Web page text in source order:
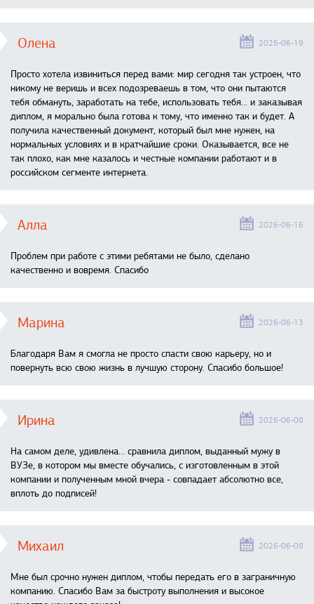
Олена 2026-06-19
Просто хотела извиниться перед вами: мир сегодня так устроен, что
никому не веришь и всех подозреваешь в том, что они пытаются
тебя обмануть, заработать на тебе, использовать тебя... и заказывая
диплом, я морально была готова к тому, что именно так и будет. А
получила качественный документ, который был мне нужен, на
нормальных условиях и в кратчайшие сроки. Оказывается, все не
так плохо, как мне казалось и честные компании работают и в
российском сегменте интернета.
Алла 2026-06-16
Проблем при работе с этими ребятами не было, сделано
качественно и вовремя. Спасибо
Марина 2026-06-13
Благодаря Вам я смогла не просто спасти свою карьеру, но и
повернуть всю свою жизнь в лучшую сторону. Спасибо большое!
Ирина 2026-06-08
На самом деле, удивлена… сравнила диплом, выданный мужу в
ВУЗе, в котором мы вместе обучались, с изготовленным в этой
компании и полученным мной вчера - совпадает абсолютно все,
вплоть до подписей!
Михаил 2026-06-08
Мне был срочно нужен диплом, чтобы передать его в заграничную
компанию. Спасибо Вам за быстроту выполнения и высокое